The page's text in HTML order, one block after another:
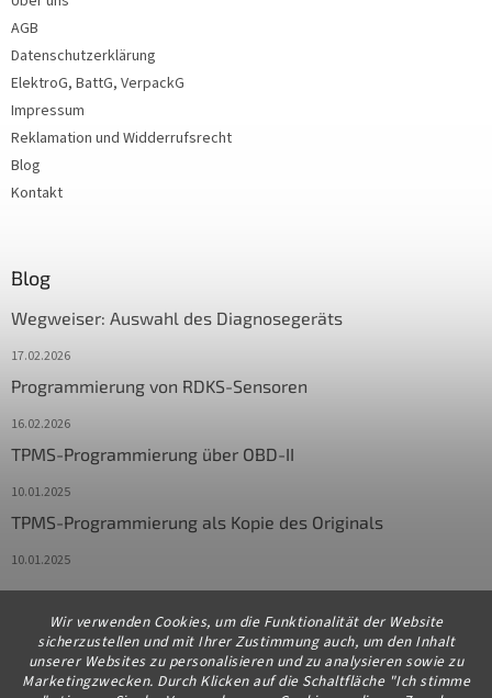
Wir verwenden Cookies, um die Funktionalität der Website
sicherzustellen und mit Ihrer Zustimmung auch, um den Inhalt
unserer Websites zu personalisieren und zu analysieren sowie zu
Marketingzwecken. Durch Klicken auf die Schaltfläche "Ich stimme
AGB
Datenschutzerklärung
ElektroG, BattG, VerpackG
Impressum
Reklamation und Widderrufsrecht
Blog
Kontakt
Blog
Wegweiser: Auswahl des Diagnosegeräts
17.02.2026
Programmierung von RDKS-Sensoren
16.02.2026
TPMS-Programmierung über OBD-II
10.01.2025
TPMS-Programmierung als Kopie des Originals
10.01.2025
Kontakt
info@diagstore.de